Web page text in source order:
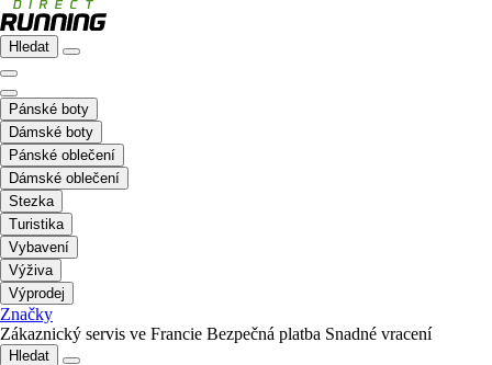
Hledat
Pánské boty
Dámské boty
Pánské oblečení
Dámské oblečení
Stezka
Turistika
Vybavení
Výživa
Výprodej
Značky
Zákaznický servis ve Francie Bezpečná platba Snadné vracení
Hledat